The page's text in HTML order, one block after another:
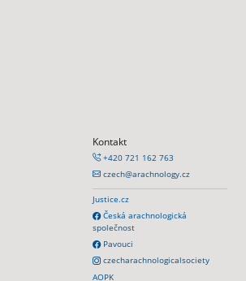
Kontakt
+420 721 162 763
czech@arachnology.cz
Justice.cz
Česká arachnologická
společnost
Pavouci
czecharachnologicalsociety
AOPK